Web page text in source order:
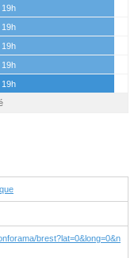
19h
19h
19h
19h
19h
brest?lat=0&long=0&n